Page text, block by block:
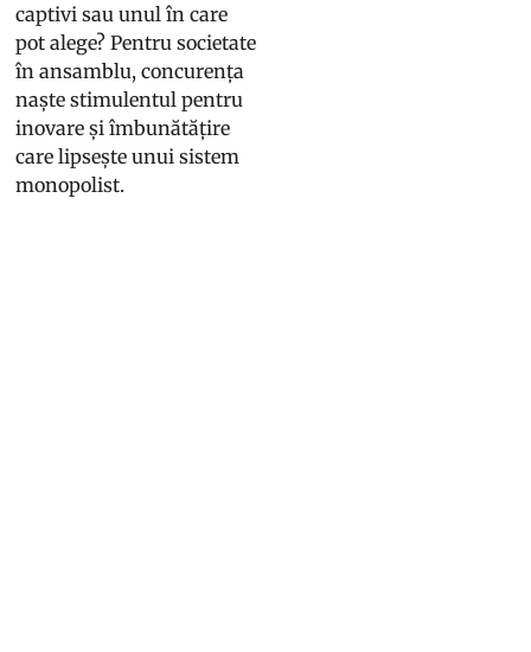
captivi sau unul în care
pot alege? Pentru societate
în ansamblu, concurența
naște stimulentul pentru
inovare și îmbunătățire
care lipsește unui sistem
monopolist.